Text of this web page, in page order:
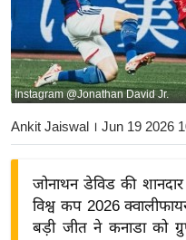
ष्ट्री
य
बि
ज़
ने
द्यो
Instagram @Jonathan David Jr.
Ankit Jaiswal । Jun 19 2026
जोनाथन डेविड की
विश्व कप 2026
बड़ी जीत ने कनाडा को